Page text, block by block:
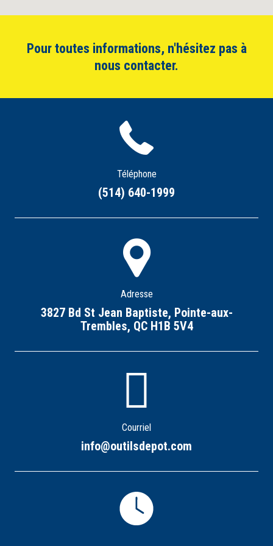
Pour toutes informations, n'hésitez pas à
nous contacter.
Téléphone
(514) 640-1999
Adresse
3827 Bd St Jean Baptiste, Pointe-aux-
Trembles, QC H1B 5V4
Courriel
info@outilsdepot.com